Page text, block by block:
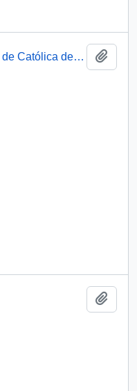
Actuaciones en Barcelona del conjunto de Música Antigua de la Universidad de Católica de Chile.